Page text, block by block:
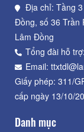
Địa chỉ: Tầng
Đồng, số 36 Trần
Lâm Đồng
Tổng đài hỗ
Email:
Giấy phép: 311/
cấp ngày 13/10/
Danh mục